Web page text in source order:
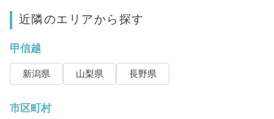
近隣のエリアから探す
甲信越
新潟県 山梨県 長野県
市区町村